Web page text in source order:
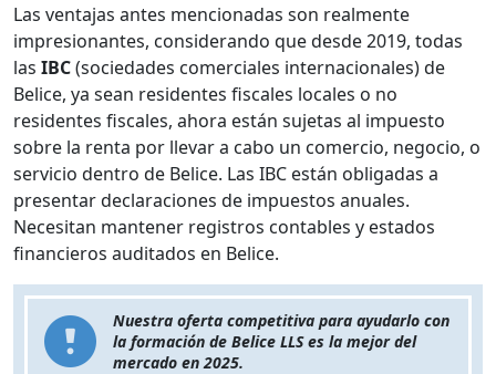
Las ventajas antes mencionadas son realmente
impresionantes, considerando que desde 2019, todas
las IBC(sociedades comerciales internacionales) de
Belice, ya sean residentes fiscales locales o no
residentes fiscales, ahora están sujetas al impuesto
sobre la renta por llevar a cabo un comercio, negocio, o
servicio dentro de Belice. Las IBC están obligadas a
presentar declaraciones de impuestos anuales.
Necesitan mantener registros contables y estados
financieros auditados en Belice.
Nuestra oferta competitiva para ayudarlo con
la formación de Belice LLS es la mejor del
mercado en 2025.